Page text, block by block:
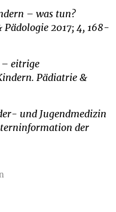
– was tun?
2017; 4, 168-
– eitrige
Pädiatrie &
und Jugendmedizin
der